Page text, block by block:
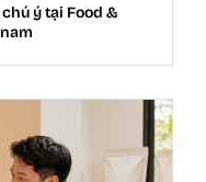
ý tại Food &